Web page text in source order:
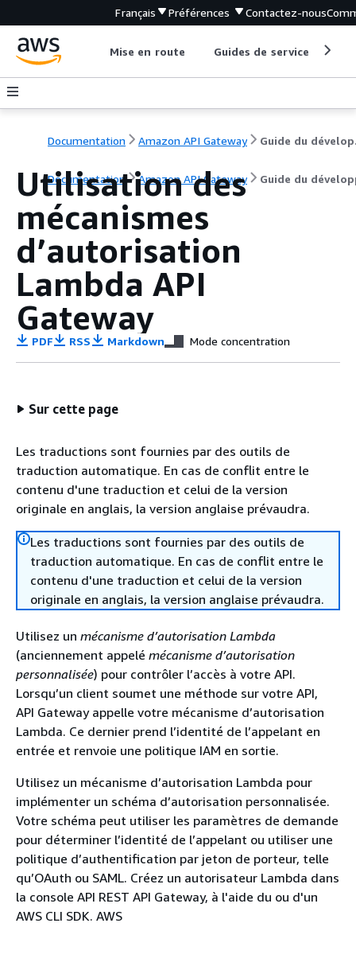
Français Préférences Contactez-nous
Mise en route Guides de service
Documentation Amazon API Gateway
Documentation Amazon API Gateway Guide du
Utilisation des
mécanismes
d’autorisation
Lambda API
Gateway
PDF RSS Markdown Mode concentration
Sur cette page
Les traductions sont fournies par des outils de
traduction automatique. En cas de conflit entre le
contenu d'une traduction et celui de la version
originale en anglais, la version anglaise prévaudra.
Les traductions sont fournies par des outils de
traduction automatique. En cas de conflit entre le
contenu d'une traduction et celui de la version
originale en anglais, la version anglaise prévaudra.
Utilisez un mécanisme d’autorisation Lambda
(anciennement appelé mécanisme d’autorisation
personnalisée) pour contrôler l’accès à votre API.
Lorsqu’un client soumet une méthode sur votre API,
API Gateway appelle votre mécanisme d’autorisation
Lambda. Ce dernier prend l’identité de l’appelant en
entrée et renvoie une politique IAM en sortie.
Utilisez un mécanisme d’autorisation Lambda pour
implémenter un schéma d’autorisation personnalisée.
Votre schéma peut utiliser les paramètres de demande
pour déterminer l’identité de l’appelant ou utiliser une
politique d’authentification par jeton de porteur, telle
qu’OAuth ou SAML. Créez un autorisateur Lambda dans
la console API REST API Gateway, à l'aide du ou d'un
AWS CLI SDK. AWS